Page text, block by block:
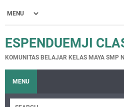
ESPENDUEMJI
KOMUNITAS BELAJAR KELAS MAYA SMP
MENU